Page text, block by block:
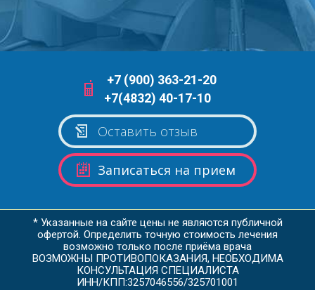
Оставить отзыв
+7 (900) 363-21-20
+7(4832) 40-17-10
Записаться на прием
* Указанные на сайте цены не являются публичной
офертой. Определить точную стоимость лечения
возможно только после приёма врача
ВОЗМОЖНЫ ПРОТИВОПОКАЗАНИЯ, НЕОБХОДИМА
КОНСУЛЬТАЦИЯ СПЕЦИАЛИСТА
ИНН/КПП:3257046556/325701001